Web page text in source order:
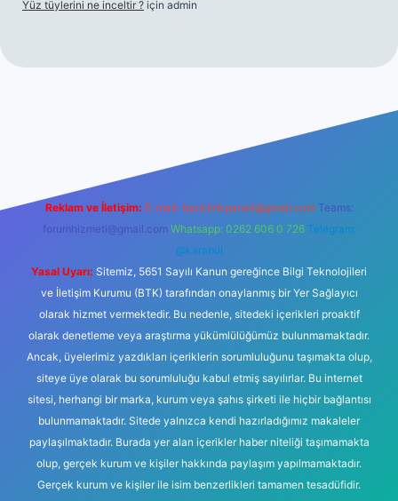
Yüz tüylerini ne inceltir ? için admin
Reklam ve İletişim: E-mail: backlinkpaneli@gmail.com Teams:
forumhizmeti@gmail.com Whatsapp: 0262 606 0 726 Telegram:
@karabul
Yasal Uyarı: Sitemiz, 5651 Sayılı Kanun gereğince Bilgi Teknolojileri
ve İletişim Kurumu (BTK) tarafından onaylanmış bir Yer Sağlayıcı
olarak hizmet vermektedir. Bu nedenle, sitedeki içerikleri proaktif
olarak denetleme veya araştırma yükümlülüğümüz bulunmamaktadır.
Ancak, üyelerimiz yazdıkları içeriklerin sorumluluğunu taşımakta olup,
siteye üye olarak bu sorumluluğu kabul etmiş sayılırlar. Bu internet
sitesi, herhangi bir marka, kurum veya şahıs şirketi ile hiçbir bağlantısı
bulunmamaktadır. Sitede yalnızca kendi hazırladığımız makaleler
paylaşılmaktadır. Burada yer alan içerikler haber niteliği taşımamakta
olup, gerçek kurum ve kişiler hakkında paylaşım yapılmamaktadır.
Gerçek kurum ve kişiler ile isim benzerlikleri tamamen tesadüfidir.